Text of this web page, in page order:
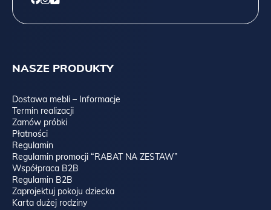
NASZE PRODUKTY
Dostawa mebli – Informacje
Termin realizacji
Zamów próbki
Płatności
Regulamin
Regulamin promocji “RABAT NA ZESTAW”
Współpraca B2B
Regulamin B2B
Zaprojektuj pokoju dziecka
Karta dużej rodziny